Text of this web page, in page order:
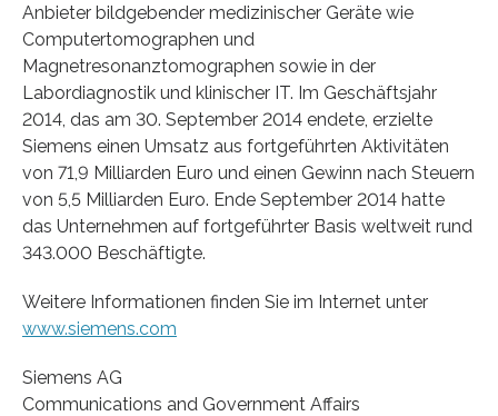
Anbieter bildgebender medizinischer Geräte wie
Computertomographen und
Magnetresonanztomographen sowie in der
Labordiagnostik und klinischer IT. Im Geschäftsjahr
2014, das am 30. September 2014 endete, erzielte
Siemens einen Umsatz aus fortgeführten Aktivitäten
von 71,9 Milliarden Euro und einen Gewinn nach Steuern
von 5,5 Milliarden Euro. Ende September 2014 hatte
das Unternehmen auf fortgeführter Basis weltweit rund
343.000 Beschäftigte.
Weitere Informationen finden Sie im Internet unter
www.siemens.com
Siemens AG
Communications and Government Affairs